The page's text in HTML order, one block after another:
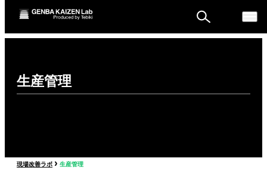
生産管理
現場改善ラボ › 生産管理